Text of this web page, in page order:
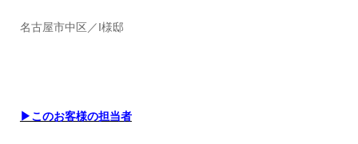
名古屋市中区／I様邸
▶このお客様の担当者